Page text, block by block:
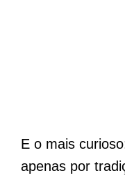
E o mais
apenas por